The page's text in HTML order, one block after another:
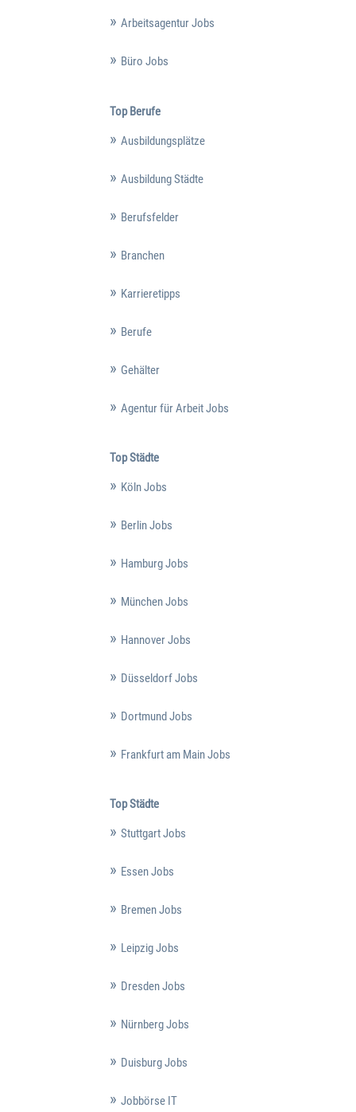
Arbeitsagentur Jobs
Büro Jobs
Top Berufe
Ausbildungsplätze
Ausbildung Städte
Berufsfelder
Branchen
Karrieretipps
Berufe
Gehälter
Agentur für Arbeit Jobs
Top Städte
Köln Jobs
Berlin Jobs
Hamburg Jobs
München Jobs
Hannover Jobs
Düsseldorf Jobs
Dortmund Jobs
Frankfurt am Main Jobs
Top Städte
Stuttgart Jobs
Essen Jobs
Bremen Jobs
Leipzig Jobs
Dresden Jobs
Nürnberg Jobs
Duisburg Jobs
Jobbörse IT